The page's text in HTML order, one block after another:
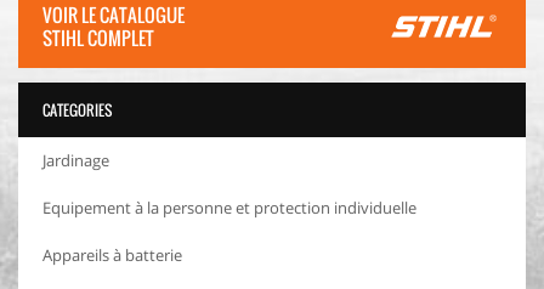
VOIR LE CATALOGUE
STIHL COMPLET
CATEGORIES
Jardinage
Equipement à la personne et protection individuelle
Appareils à batterie